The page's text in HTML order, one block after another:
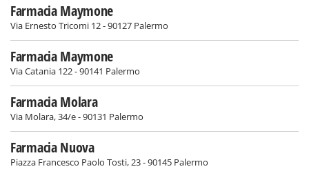
Farmacia Maymone
Via Ernesto Tricomi 12 - 90127 Palermo
Farmacia Maymone
Via Catania 122 - 90141 Palermo
Farmacia Molara
Via Molara, 34/e - 90131 Palermo
Farmacia Nuova
Piazza Francesco Paolo Tosti, 23 - 90145 Palermo